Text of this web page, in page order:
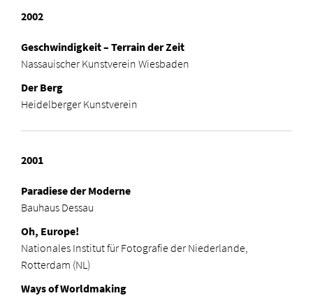
2002
Geschwindigkeit – Terrain der Zeit
Nassauischer Kunstverein Wiesbaden
Der Berg
Heidelberger Kunstverein
2001
Paradiese der Moderne
Bauhaus Dessau
Oh, Europe!
Nationales Institut für Fotografie der Niederlande,
Rotterdam (NL)
Ways of Worldmaking